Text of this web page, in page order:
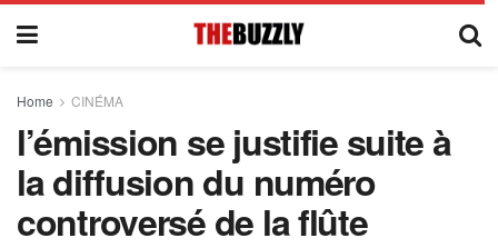
Home CINÉMA
l’émission se justifie suite à
la diffusion du numéro
controversé de la flûte